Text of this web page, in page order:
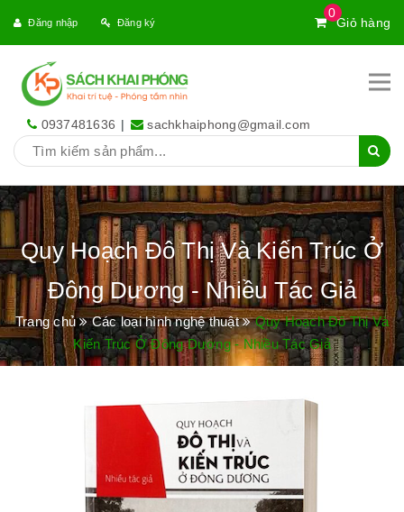
0
Giỏ hàng
Đăng nhập Đăng ký
0937481636 | sachkhaiphong@gmail.com
Quy Hoạch Đô Thị Và Kiến Trúc Ở
Đông Dương - Nhiều Tác Giả
Trang chủ Các loại hình nghệ thuật
Quy Hoạch Đô Thị Và
Kiến Trúc Ở Đông Dương - Nhiều Tác Giả